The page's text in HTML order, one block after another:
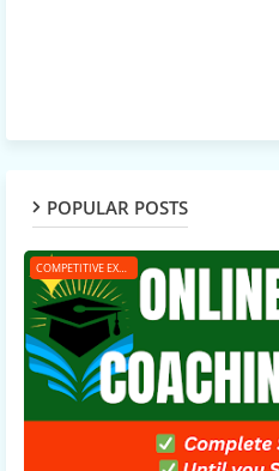
POPULAR POSTS
COMPETITIVE EXAMS